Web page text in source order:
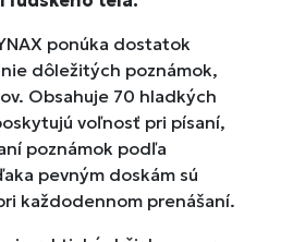
ponúka dostatok
dôležitých poznámok,
Obsahuje 70 hladkých
voľnosť pri písaní,
poznámok podľa
pevným doskám sú
každodennom prenášaní.